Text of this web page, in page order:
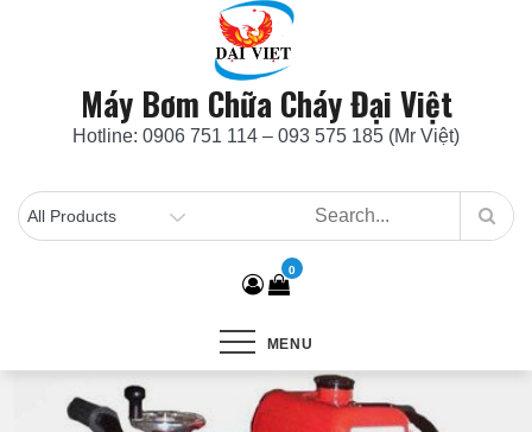
Máy Bơm Chữa Cháy Đại Việt
Hotline: 0906 751 114 – 093 575 185 (Mr Việt)
0
MENU